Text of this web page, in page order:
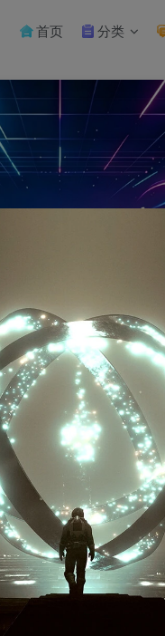
首页 分类
语音合成器Windows绿
内容为免费资源，请登录后查
0